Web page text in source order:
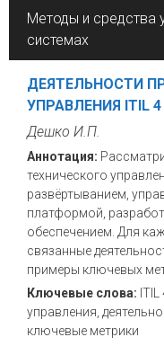
Методы и средства
системах
ДЕЯТЕЛЬНОСТИ
УПРАВЛЕНИЯ ITIL 4
Дешко И.П.
Аннотация:
технического
развёртыванием,
платформой,
обеспечением. Для
связанные
примеры ключевых
Ключевые слова:
управления,
ключевые метрики